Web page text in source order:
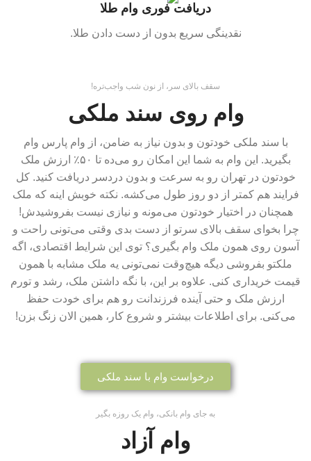
دریافت فوری وام طلا
نقدینگی سریع بدون از دست دادن طلا.
سقف بالای سر، از نون شب واجب‌تره!
وام روی سند ملکی
با سند ملکی خودتون و بدون نیاز به ضامن، از وام پارس وام
بگیرید. این وام به شما این امکان رو می‌ده تا ۵۰٪ ارزش ملک
خودتون در تهران رو به سرعت و بدون دردسر دریافت کنید. کل
فرایند هم کمتر از دو روز طول می‌کشه. نکته خوبش اینه که ملک
همچنان در اختیار خودتون می‌مونه و نیازی نیست بفروشیدش!
چرا بخوای سقف بالای سرتو از دست بدی وقتی می‌تونی راحت و
آسون روی همون ملک وام بگیری؟ توی این شرایط اقتصادی، اگه
ملکتو بفروشی دیگه هیچ‌وقت نمی‌تونی یه ملک مشابه با همون
قیمت خریداری کنی. علاوه بر این، با نگه داشتن ملک، رشد و تورم
ارزش ملک و حتی آینده فرزندانت رو هم برای خودت حفظ
می‌کنی. برای اطلاعات بیشتر و شروع کار، همین الان زنگ بزن!
درخواست وام با سند ملکی
به جای وام بانکی، وام یک روزه بگیر
وام آزاد